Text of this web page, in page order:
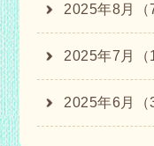
2025年8月（
2025年7月（
2025年6月（